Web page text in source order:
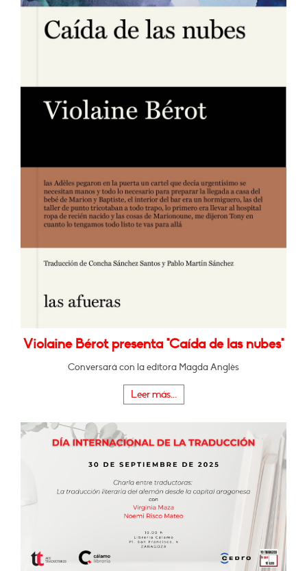
Violaine Bérot presenta "Caída de las nubes"
Conversará con la editora Magda Anglès
Leer más...